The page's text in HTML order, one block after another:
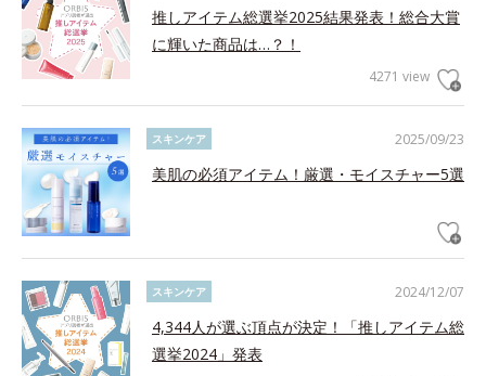
推しアイテム総選挙2025結果発表！総合大賞
に輝いた商品は…？！
4271 view
2025/09/23
スキンケア
美肌の必須アイテム！厳選・モイスチャー5選
2024/12/07
スキンケア
4,344人が選ぶ頂点が決定！「推しアイテム総
選挙2024」発表